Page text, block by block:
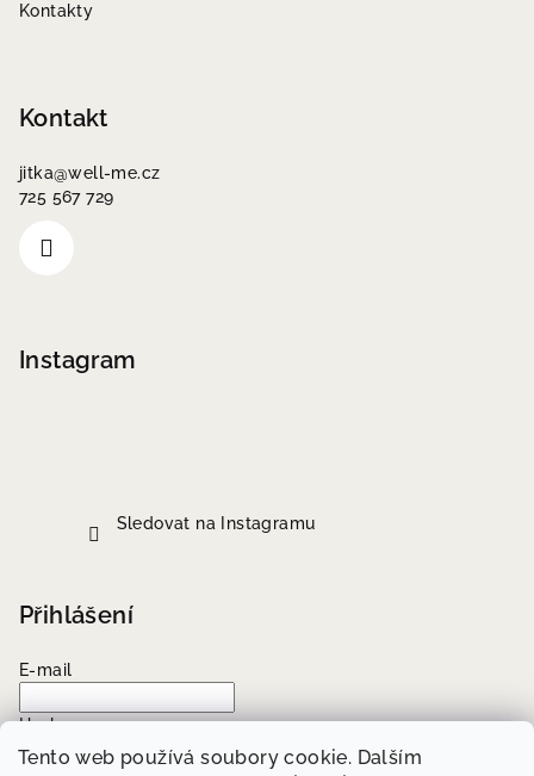
Tento web používá soubory cookie. Dalším
Kontakty
Kontakt
jitka@well-me.cz
725 567 729
Instagram
Sledovat na Instagramu
Přihlášení
E-mail
Heslo